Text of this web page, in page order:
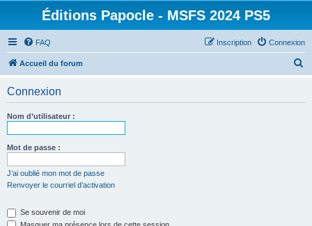
Éditions Papocle - MSFS 2024 PS5
FAQ Connexion
Inscription
Accueil du forum
Connexion
Nom d’utilisateur :
Mot de passe :
J’ai oublié mon mot de passe
Renvoyer le courriel d’activation
Se souvenir de moi